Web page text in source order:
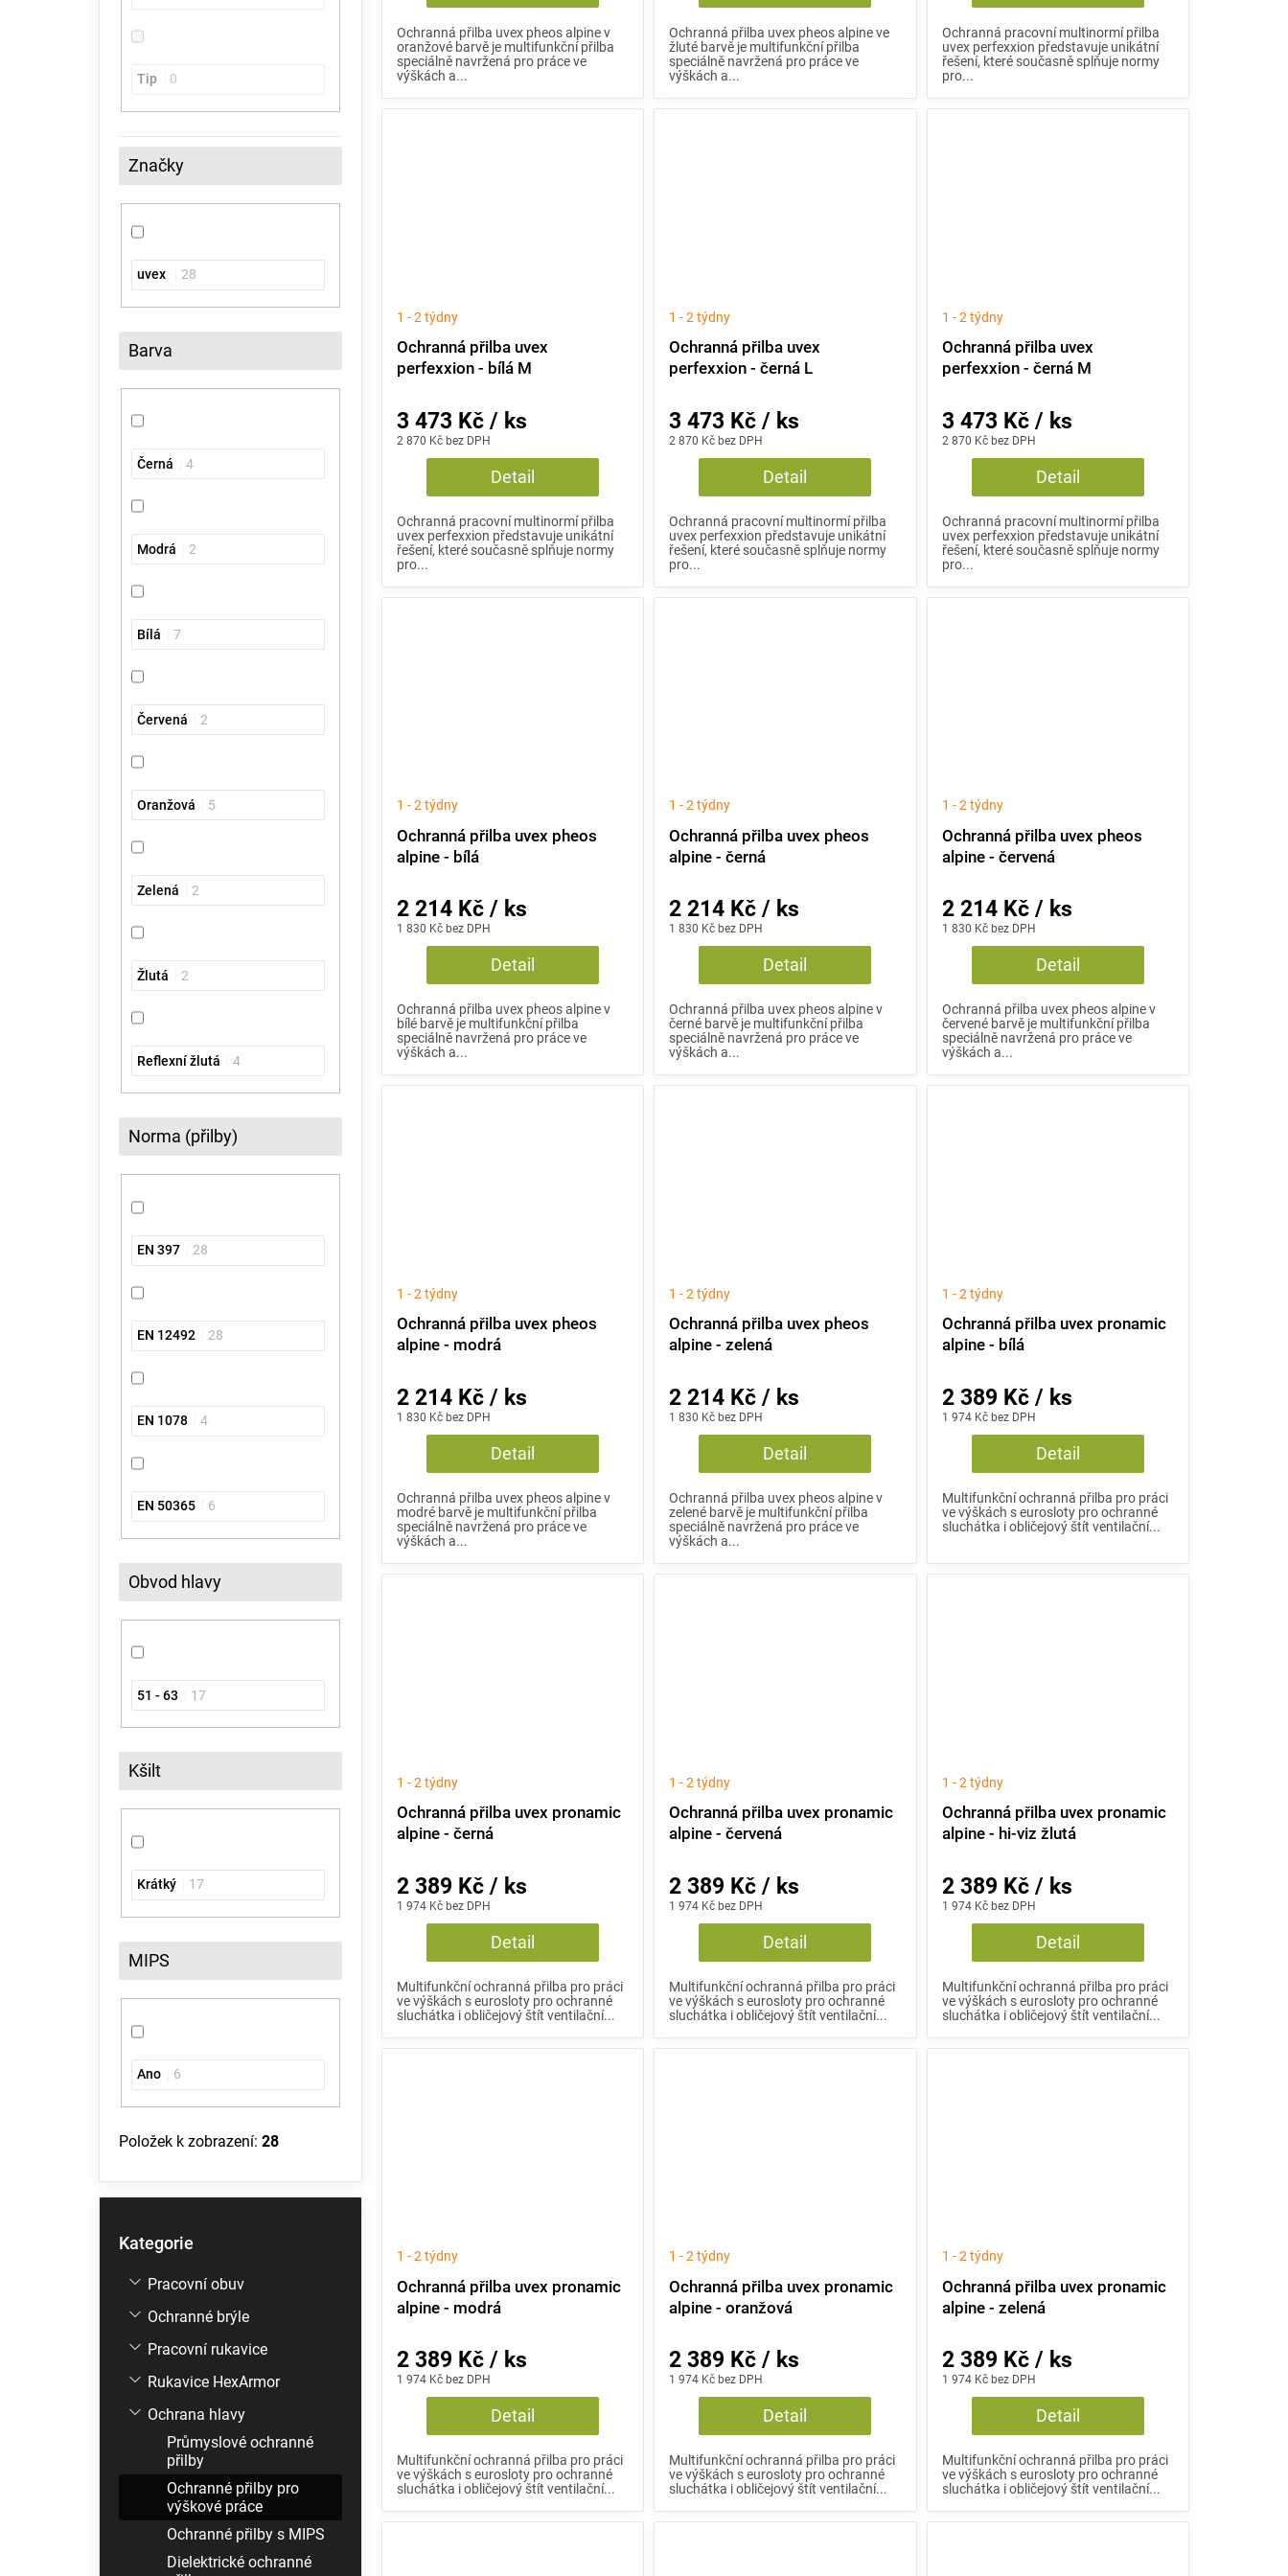
Tip 0
Značky
uvex 28
Barva
Černá 4
Modrá 2
Bílá 7
Červená 2
Oranžová 5
Zelená 2
Žlutá 2
Reflexní žlutá 4
Norma (přilby)
EN 397 28
EN 12492 28
EN 1078 4
EN 50365 6
Obvod hlavy
51 - 63 17
Kšilt
Krátký 17
MIPS
Ano 6
Položek k zobrazení: 28
kategorie
Kategorie
Pracovní obuv
Ochranné brýle
Pracovní rukavice
Rukavice HexArmor
Ochrana hlavy
Průmyslové ochranné
přilby
Ochranné přilby pro
výškové práce
Ochranné přilby s MIPS
Dielektrické ochranné
Ochranná přilba uvex pheos alpine v
oranžové barvě je multifunkční přilba
speciálně navržená pro práce ve
výškách a...
Ochranná přilba uvex pheos alpine ve
žluté barvě je multifunkční přilba
speciálně navržená pro práce ve
výškách a...
Ochranná pracovní multinormí přilba
uvex perfexxion představuje unikátní
řešení, které současně splňuje normy
pro...
Ochranná přilba uvex
perfexxion - bílá M
1 - 2 týdny
2 870 Kč bez DPH
3 473 Kč / ks
Detail
Ochranná pracovní multinormí přilba
uvex perfexxion představuje unikátní
řešení, které současně splňuje normy
pro...
Ochranná přilba uvex
perfexxion - černá L
1 - 2 týdny
2 870 Kč bez DPH
3 473 Kč / ks
Detail
Ochranná pracovní multinormí přilba
uvex perfexxion představuje unikátní
řešení, které současně splňuje normy
pro...
Ochranná přilba uvex
perfexxion - černá M
1 - 2 týdny
2 870 Kč bez DPH
3 473 Kč / ks
Detail
Ochranná pracovní multinormí přilba
uvex perfexxion představuje unikátní
řešení, které současně splňuje normy
pro...
Ochranná přilba uvex pheos
alpine - bílá
1 - 2 týdny
1 830 Kč bez DPH
2 214 Kč / ks
Detail
Ochranná přilba uvex pheos alpine v
bílé barvě je multifunkční přilba
speciálně navržená pro práce ve
výškách a...
Ochranná přilba uvex pheos
alpine - černá
1 - 2 týdny
1 830 Kč bez DPH
2 214 Kč / ks
Detail
Ochranná přilba uvex pheos alpine v
černé barvě je multifunkční přilba
speciálně navržená pro práce ve
výškách a...
Ochranná přilba uvex pheos
alpine - červená
1 - 2 týdny
1 830 Kč bez DPH
2 214 Kč / ks
Detail
Ochranná přilba uvex pheos alpine v
červené barvě je multifunkční přilba
speciálně navržená pro práce ve
výškách a...
Ochranná přilba uvex pheos
alpine - modrá
1 - 2 týdny
1 830 Kč bez DPH
2 214 Kč / ks
Detail
Ochranná přilba uvex pheos alpine v
modré barvě je multifunkční přilba
speciálně navržená pro práce ve
výškách a...
Ochranná přilba uvex pheos
alpine - zelená
1 - 2 týdny
1 830 Kč bez DPH
2 214 Kč / ks
Detail
Ochranná přilba uvex pheos alpine v
zelené barvě je multifunkční přilba
speciálně navržená pro práce ve
výškách a...
Ochranná přilba uvex pronamic
alpine - bílá
1 - 2 týdny
1 974 Kč bez DPH
2 389 Kč / ks
Detail
Multifunkční ochranná přilba pro práci
ve výškách s eurosloty pro ochranné
sluchátka i obličejový štít ventilační...
Ochranná přilba uvex pronamic
alpine - černá
1 - 2 týdny
1 974 Kč bez DPH
2 389 Kč / ks
Detail
Multifunkční ochranná přilba pro práci
ve výškách s eurosloty pro ochranné
sluchátka i obličejový štít ventilační...
Ochranná přilba uvex pronamic
alpine - červená
1 - 2 týdny
1 974 Kč bez DPH
2 389 Kč / ks
Detail
Multifunkční ochranná přilba pro práci
ve výškách s eurosloty pro ochranné
sluchátka i obličejový štít ventilační...
Ochranná přilba uvex pronamic
alpine - hi-viz žlutá
1 - 2 týdny
1 974 Kč bez DPH
2 389 Kč / ks
Detail
Multifunkční ochranná přilba pro práci
ve výškách s eurosloty pro ochranné
sluchátka i obličejový štít ventilační...
Ochranná přilba uvex pronamic
alpine - modrá
1 - 2 týdny
1 974 Kč bez DPH
2 389 Kč / ks
Detail
Multifunkční ochranná přilba pro práci
ve výškách s eurosloty pro ochranné
sluchátka i obličejový štít ventilační...
Ochranná přilba uvex pronamic
alpine - oranžová
1 - 2 týdny
1 974 Kč bez DPH
2 389 Kč / ks
Detail
Multifunkční ochranná přilba pro práci
ve výškách s eurosloty pro ochranné
sluchátka i obličejový štít ventilační...
Ochranná přilba uvex pronamic
alpine - zelená
1 - 2 týdny
1 974 Kč bez DPH
2 389 Kč / ks
Detail
Multifunkční ochranná přilba pro práci
ve výškách s eurosloty pro ochranné
sluchátka i obličejový štít ventilační...